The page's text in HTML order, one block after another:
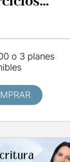
o 3 planes